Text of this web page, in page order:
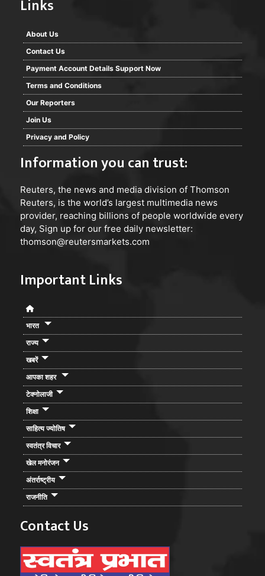
Links
About Us
Contact Us
Payment Account Details Support Now
Terms and Conditions
Our Reporters
Join Us
Privacy and Policy
Information you can trust:
Reuters, the news and media division of Thomson
Reuters, is the world’s largest multimedia news
provider, reaching billions of people worldwide every
day, Sign up for our free daily newsletter:
thomson@reutersmarkets.com
Important Links
भारत
राज्य
खबरें
आपका शहर
टेक्नोलाजी
शिक्षा
साहित्य ज्योतिष
स्वतंत्र विचार
खेल मनोरंजन
अंतर्राष्ट्रीय
राजनीति
Contact Us